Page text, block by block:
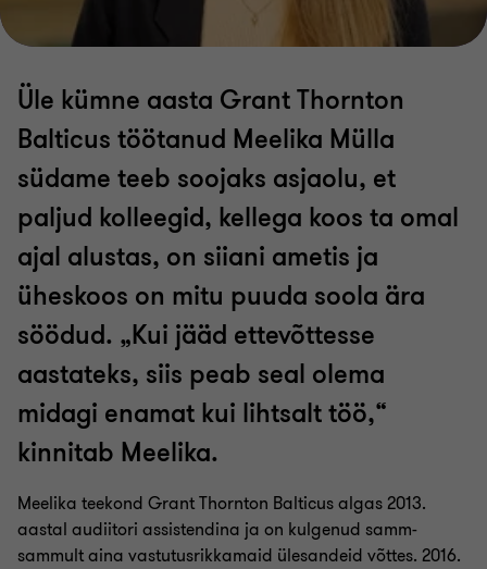
Kai Paalberg
Kristina Mjasojedova
Kristjan Järve
Lenel Prisk
Liisa Tiit
Üle kümne aasta Grant Thornton
Balticus töötanud Meelika Mülla
südame teeb soojaks asjaolu, et
paljud kolleegid, kellega koos ta omal
ajal alustas, on siiani ametis ja
üheskoos on mitu puuda soola ära
söödud. „Kui jääd ettevõttesse
aastateks, siis peab seal olema
midagi enamat kui lihtsalt töö,“
kinnitab Meelika.
Meelika teekond Grant Thornton Balticus algas 2013.
aastal audiitori assistendina ja on kulgenud samm-
sammult aina vastutusrikkamaid ülesandeid võttes. 2016.